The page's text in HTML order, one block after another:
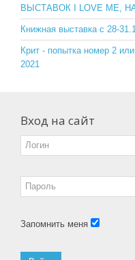
ВЫСТАВОК I LOVE ME,
Книжная выставка с 28-
Крит - попытка номер 2
2021
Вход на сайт
Запомнить меня